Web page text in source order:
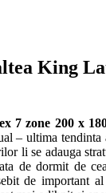
King
7 zone 200 x
– ultima tendinta
li se adauga
de dormit de
de important